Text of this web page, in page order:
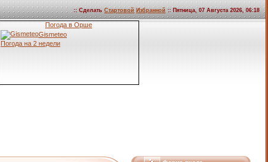
:: Сделать Стартовой Избранной :: Пятница, 07 Августа 2026, 06:18
Погода в Орше
Gismeteo
Погода на 2 недели